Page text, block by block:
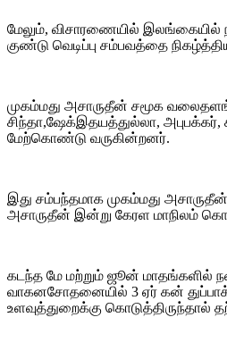
மேலும், விசாரணையில் இலங்கையில்
குண்டு வெடிப்பு சம்பவத்தை
முகம்மது அசாருதீன் சமூக
சிந்தா,ஷேக்இதயத்துல்லா, அபுபக்கர்,
மேற்கொண்டு வருகின்றனர்.
இது சம்பந்தமாக முகம்மது
அசாருதீன் இன்று கேரள மாநிலம்
கடந்த மே மற்றும் ஜூன் மாதங்களில்
வாகனசோதனையில் 3 ஏர் கன்
உளவுத்துறைக்கு கொடுத்திருந்தால்